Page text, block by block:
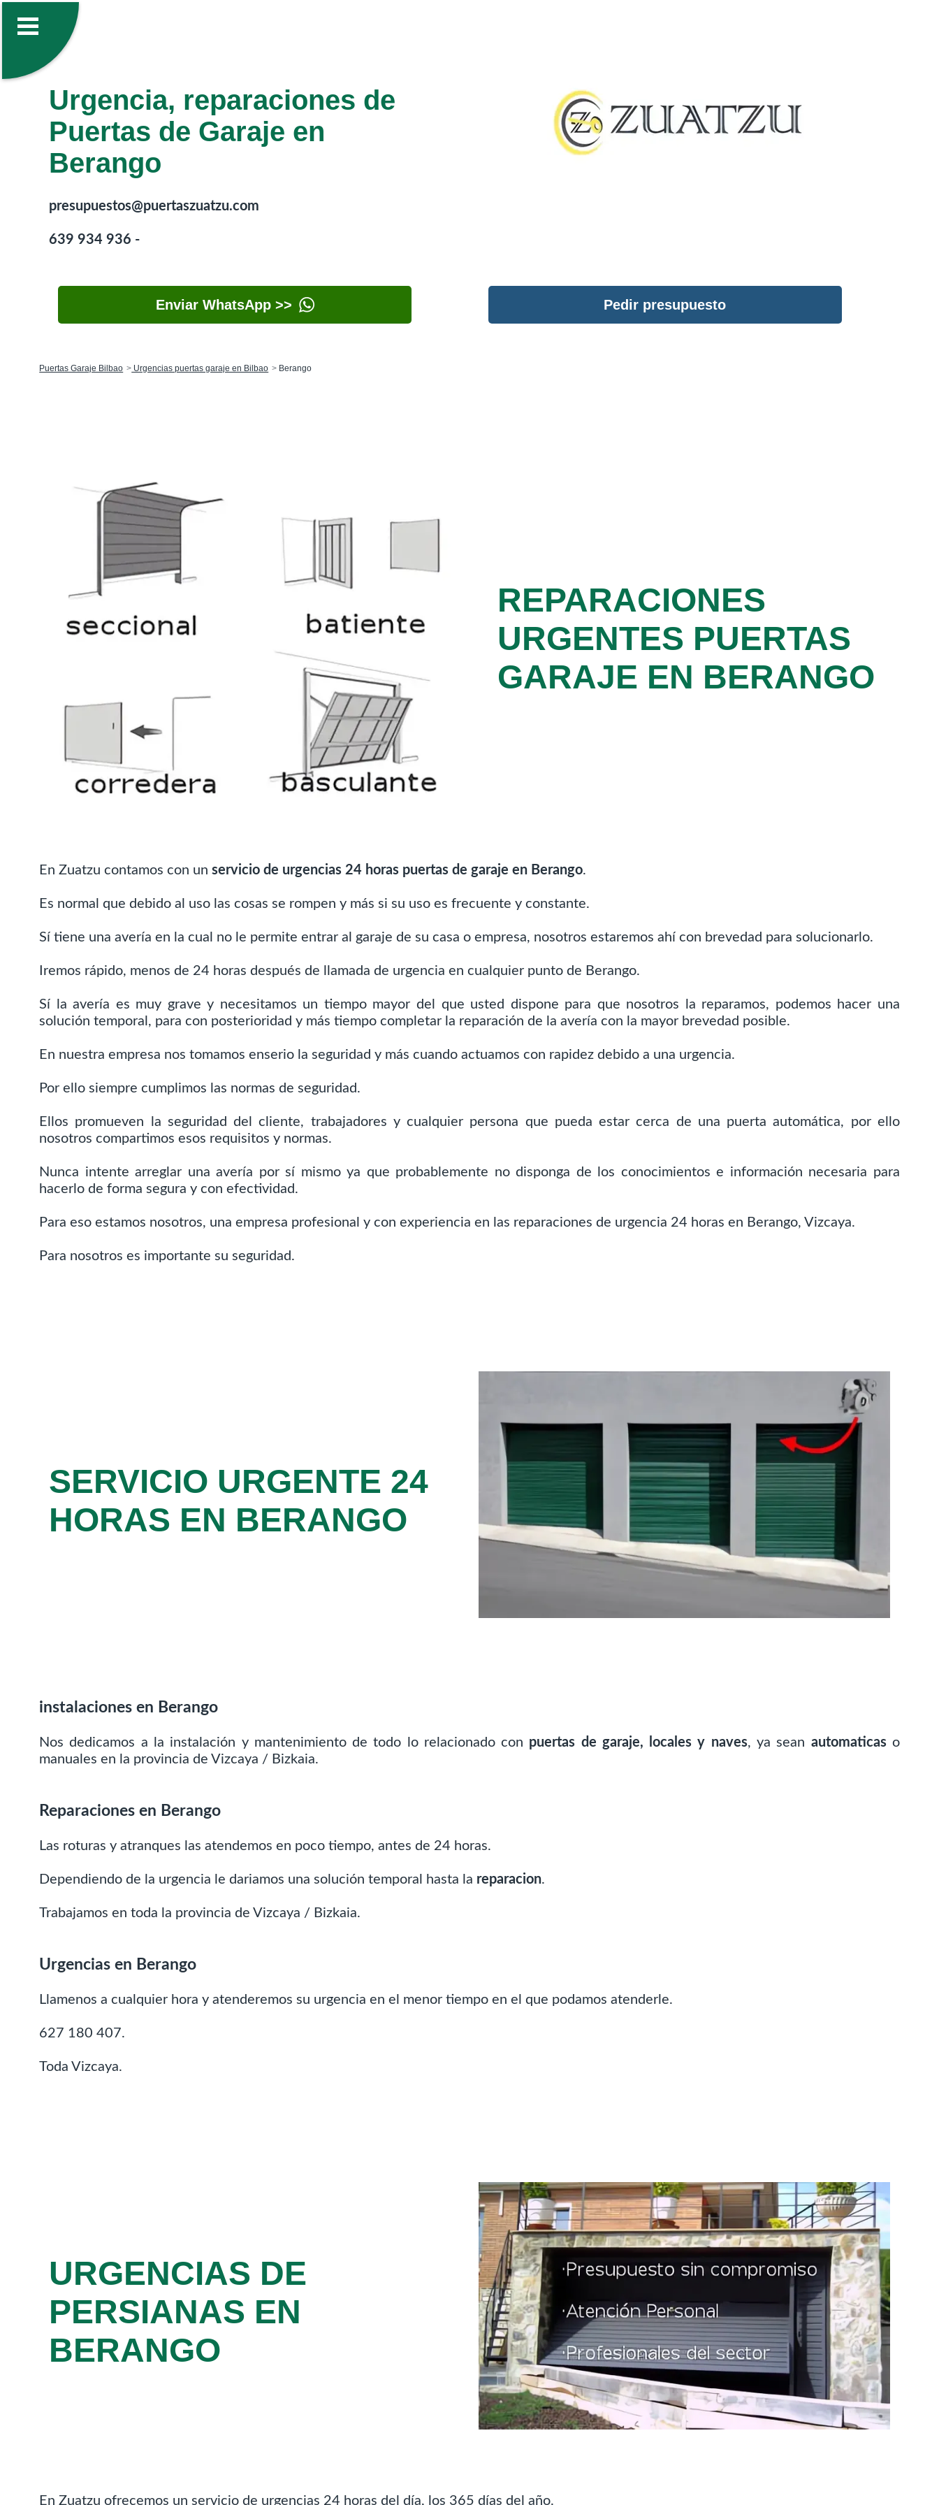
Urgencia, reparaciones de
Puertas de Garaje en
Berango
presupuestos@puertaszuatzu.com
639 934 936 -
Enviar WhatsApp >> Pedir presupuesto
Puertas Garaje Bilbao Urgencias puertas garaje en Bilbao Berango
REPARACIONES
URGENTES PUERTAS
GARAJE EN BERANGO
En Zuatzu contamos con unservicio de urgencias 24 horas puertas de garaje en Berango.
Es normal que debido al uso las cosas se rompen y más si su uso es frecuente y constante.
Sí tiene una avería en la cual no le permite entrar al garaje de su casa o empresa, nosotros estaremos ahí con brevedad para solucionarlo.
Iremos rápido, menos de 24 horas después de llamada de urgencia en cualquier punto de Berango.
Sí la avería es muy grave y necesitamos un tiempo mayor del que usted dispone para que nosotros la reparamos, podemos hacer una
solución temporal, para con posterioridad y más tiempo completar la reparación de la avería con la mayor brevedad posible.
En nuestra empresa nos tomamos enserio la seguridad y más cuando actuamos con rapidez debido a una urgencia.
Por ello siempre cumplimos las normas de seguridad.
Ellos promueven la seguridad del cliente, trabajadores y cualquier persona que pueda estar cerca de una puerta automática, por ello
nosotros compartimos esos requisitos y normas.
Nunca intente arreglar una avería por sí mismo ya que probablemente no disponga de los conocimientos e información necesaria para
hacerlo de forma segura y con efectividad.
Para eso estamos nosotros, una empresa profesional y con experiencia en las reparaciones de urgencia 24 horas en Berango, Vizcaya.
Para nosotros es importante su seguridad.
SERVICIO URGENTE 24
HORAS EN BERANGO
instalaciones en Berango
Nos dedicamos a la instalación y mantenimiento de todo lo relacionado con puertas de garaje, locales y naves, ya sean automaticaso
manuales en la provincia de Vizcaya / Bizkaia.
Reparaciones en Berango
Las roturas y atranques las atendemos en poco tiempo, antes de 24 horas.
Dependiendo de la urgencia le dariamos una solución temporal hasta la reparacion.
Trabajamos en toda la provincia de Vizcaya / Bizkaia.
Urgencias en Berango
Llamenos a cualquier hora y atenderemos su urgencia en el menor tiempo en el que podamos atenderle.
627 180 407.
Toda Vizcaya.
URGENCIAS DE
PERSIANAS EN
BERANGO
En Zuatzu ofrecemos un servicio de urgencias 24 horas del día, los 365 días del año.